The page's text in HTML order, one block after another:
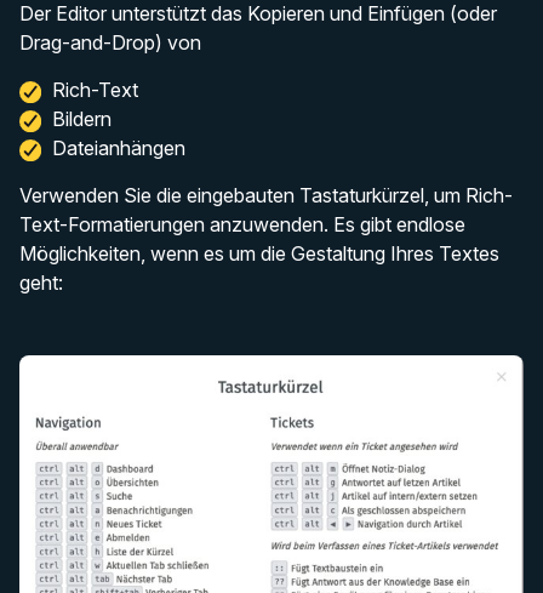
Der Editor unterstützt das Kopieren und Einfügen (oder
Drag-and-Drop) von
Rich-Text
Bildern
Dateianhängen
Verwenden Sie die eingebauten Tastaturkürzel, um Rich-
Text-Formatierungen anzuwenden. Es gibt endlose
Möglichkeiten, wenn es um die Gestaltung Ihres Textes
geht: